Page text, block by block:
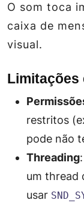
O som toca
caixa de
visual.
Limitações
restritos
pode não
Threading
um thread
usar